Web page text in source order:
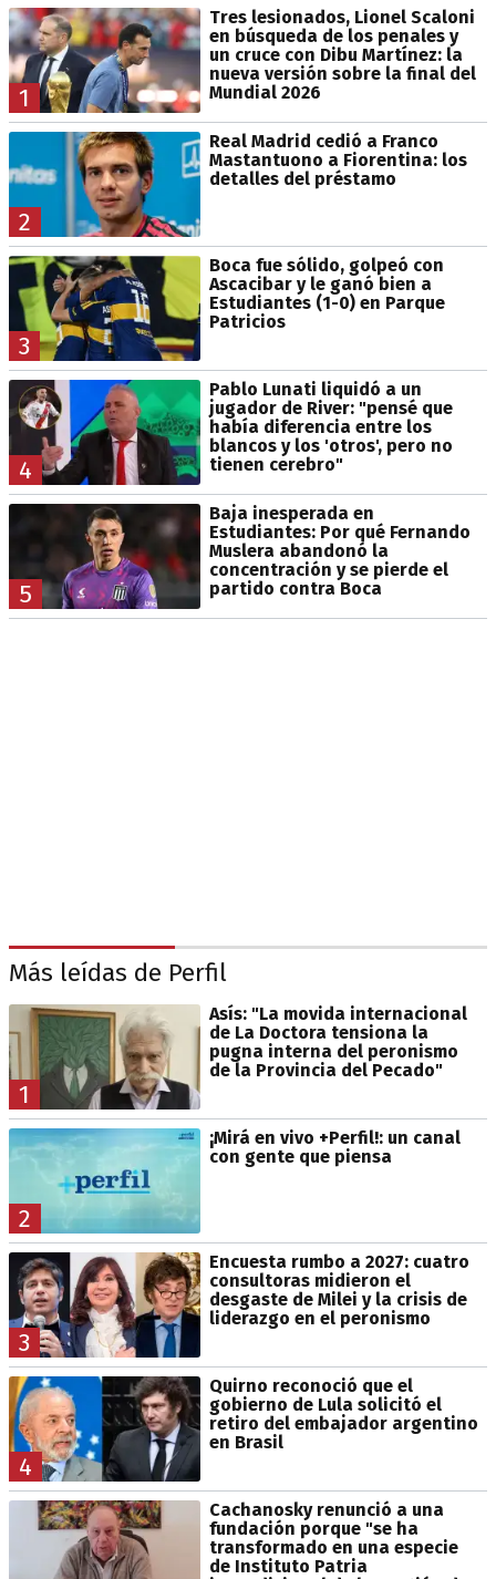
1
Tres lesionados, Lionel Scaloni
en búsqueda de los penales y
un cruce con Dibu Martínez: la
nueva versión sobre la final del
Mundial 2026
2
Real Madrid cedió a Franco
Mastantuono a Fiorentina: los
detalles del préstamo
3
Boca fue sólido, golpeó con
Ascacibar y le ganó bien a
Estudiantes (1-0) en Parque
Patricios
4
Pablo Lunati liquidó a un
jugador de River: "pensé que
había diferencia entre los
blancos y los 'otros', pero no
tienen cerebro"
5
Baja inesperada en
Estudiantes: Por qué Fernando
Muslera abandonó la
concentración y se pierde el
partido contra Boca
Más leídas de Perfil
1
Asís: "La movida internacional
de La Doctora tensiona la
pugna interna del peronismo
de la Provincia del Pecado"
2
¡Mirá en vivo +Perfil!: un canal
con gente que piensa
3
Encuesta rumbo a 2027: cuatro
consultoras midieron el
desgaste de Milei y la crisis de
liderazgo en el peronismo
4
Quirno reconoció que el
gobierno de Lula solicitó el
retiro del embajador argentino
en Brasil
Cachanosky renunció a una
fundación porque "se ha
transformado en una especie
de Instituto Patria